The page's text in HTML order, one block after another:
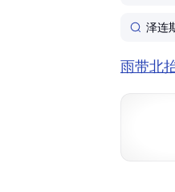
泽连
雨带北